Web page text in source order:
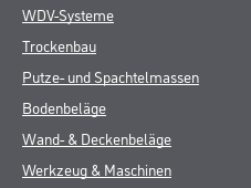
WDV-Systeme
Trockenbau
Putze- und Spachtelmassen
Bodenbeläge
Wand- & Deckenbeläge
Werkzeug & Maschinen